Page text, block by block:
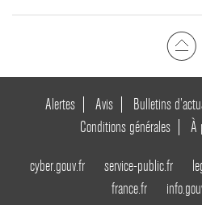
Alertes Avis Bulletins
Conditions générales
À
cyber.gouv.fr service-public.fr
france.fr